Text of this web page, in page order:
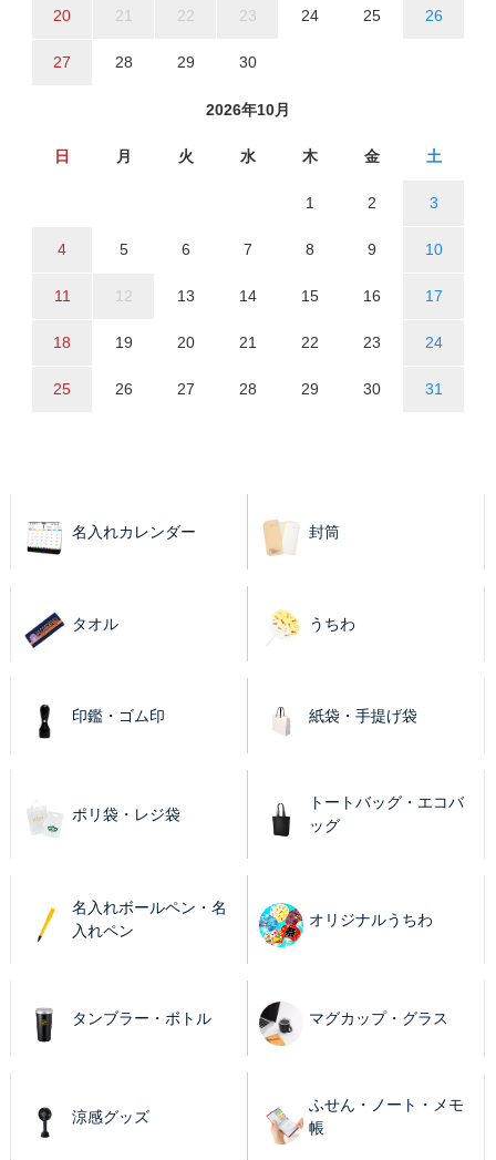
20 21 22 23 24 25 26
27 28 29 30
2026年10月
日 月 火 水 木 金 土
1 2 3
4 5 6 7 8 9 10
11 12 13 14 15 16 17
18 19 20 21 22 23 24
25 26 27 28 29 30 31
名入れカレンダー 封筒
タオル うちわ
印鑑・ゴム印 紙袋・手提げ袋
ポリ袋・レジ袋
トートバッグ・エコバ
ッグ
名入れボールペン・名
入れペン
オリジナルうちわ
タンブラー・ボトル マグカップ・グラス
涼感グッズ
ふせん・ノート・メモ
帳